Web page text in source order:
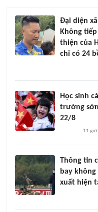
Đại diện
Không
thiện của
chỉ có 24
Học sinh
trường
22/8
11 giờ
Thông tin
bay
xuất hiện